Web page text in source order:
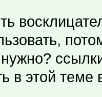
в этой